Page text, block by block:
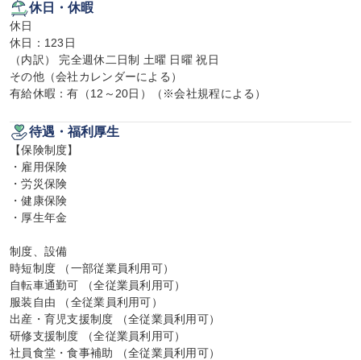
休日・休暇
休日
休日：123日
（内訳） 完全週休二日制 土曜 日曜 祝日
その他（会社カレンダーによる）
有給休暇：有（12～20日）（※会社規程による）
待遇・福利厚生
【保険制度】
・雇用保険
・労災保険
・健康保険
・厚生年金
制度、設備
時短制度 （一部従業員利用可）
自転車通勤可 （全従業員利用可）
服装自由 （全従業員利用可）
出産・育児支援制度 （全従業員利用可）
研修支援制度 （全従業員利用可）
社員食堂・食事補助 （全従業員利用可）